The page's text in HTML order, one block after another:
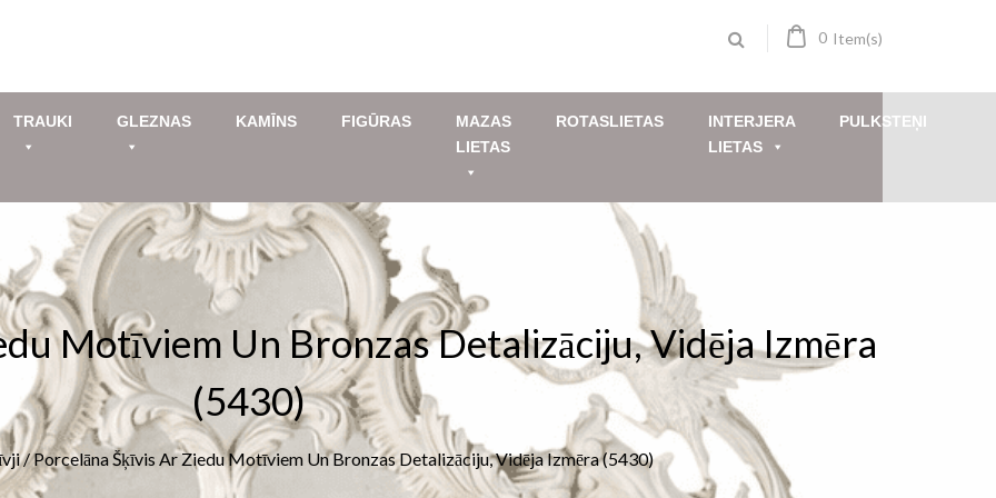
0 Item(s)
TRAUKI GLEZNAS KAMĪNS FIGŪRAS
MAZAS
LIETAS
ROTASLIETAS
INTERJERA
LIETAS
PULKSTEŅI
Motīviem Un Bronzas Detalizāciju, Vidēja Izmēra
(5430)
/ Porcelāna Šķīvis Ar Ziedu Motīviem Un Bronzas Detalizāciju, Vidēja Izmēra (5430)